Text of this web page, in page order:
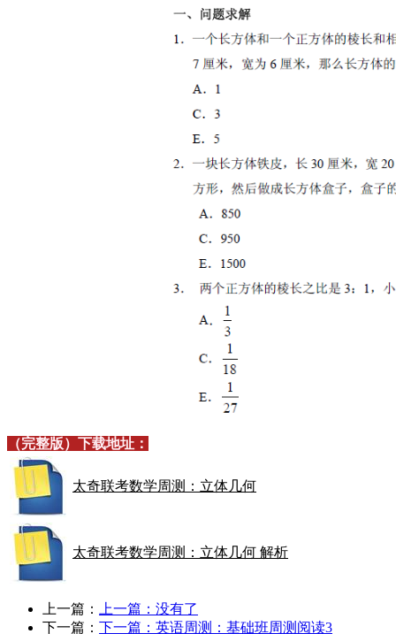
（完整版）下载地址：
太奇联考数学周测：立体几何
太奇联考数学周测：立体几何 解析
上一篇：
上一篇：没有了
下一篇： 下一篇： 英语周测：基础班周测阅读3